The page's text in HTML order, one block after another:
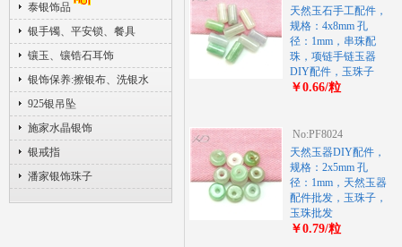
泰银饰品
银手镯、平安锁、餐具
镶玉、镶锆石耳饰
银饰保养:擦银布、洗银水
925银吊坠
施家水晶银饰
银戒指
潘家银饰珠子
天然玉石手工配件，
规格：4x8mm 孔
径：1mm，串珠配
珠，项链手链玉器
DIY配件，玉珠子
￥0.66/粒
No:PF8024
天然玉器DIY配件，
规格：2x5mm 孔
径：1mm，天然玉器
配件批发，玉珠子，
玉珠批发
￥0.79/粒